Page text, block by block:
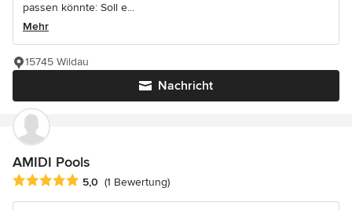
passen könnte: Soll e...
Mehr
Nachricht
15745 Wildau
AMIDI Pools
Durchschnittliche Bewertung: 5 von 5 Sternen
5,0 (1 Bewertung)